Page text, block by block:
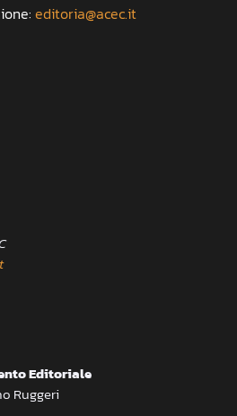
editoria@acec.it
Editoriale
Ruggeri